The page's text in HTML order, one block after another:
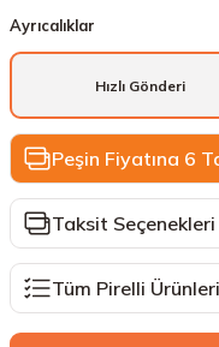
Ayrıcalıklar
Hızlı Gönderi
Peşin Fiyatına 6
Taksit Seçenekleri
Tüm Pirelli